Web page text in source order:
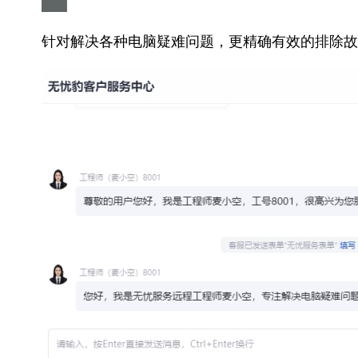
针对解决各种电脑疑难问题，更精确有效的排除